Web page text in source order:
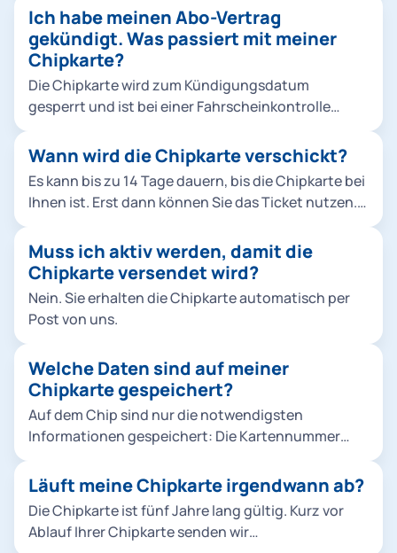
von einem MVV Abo für Zone M auf Zone M-1) oder
auch für einen Neuabschluss (z. B.
Deutschlandticket). Die notwendigen
Informationen Ihres neuen Abos hinterlegen wir
automatisch im Hintergrund auf Ihrer bestehenden
Chipkarte, sodass keine neue Karte erforderlich ist.
Vertrages keine neue Chipkarte zugeschickt wird,
wenn Sie bereits eine Chipkarte der MVG besitzen.
Ich habe meinen Abo-Vertrag
gekündigt. Was passiert mit meiner
Chipkarte?
Die Chipkarte wird zum Kündigungsdatum
gesperrt und ist bei einer Fahrscheinkontrolle
behalten oder an uns zurückschicken (MVG-
Aboservice, Emmy-Noether-Straße 2, 80992
München), damit wir sie wiederverwenden können.
Auch im Kundencenter ist eine Abgabe der
Wann wird die Chipkarte verschickt?
Es kann bis zu 14 Tage dauern, bis die Chipkarte bei
Ihnen ist. Erst dann können Sie das Ticket nutzen.
nächsten Tag zur Verfügung.
Muss ich aktiv werden, damit die
Chipkarte versendet wird?
Nein. Sie erhalten die Chipkarte automatisch per
Post von uns.
Welche Daten sind auf meiner
Chipkarte gespeichert?
Auf dem Chip sind nur die notwendigsten
Informationen gespeichert: Die Kartennummer
Abo werden zusätzlich Vor- und Nachname sowie
das Geburtsdatum gespeichert.
Selbstverständlich behandeln wir alle Daten
vertraulich. Die Datenübertragung erfolgt in einem
Läuft meine Chipkarte irgendwann ab?
Die Chipkarte ist fünf Jahre lang gültig. Kurz vor
Ablauf Ihrer Chipkarte senden wir